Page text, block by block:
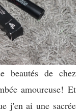
beautés de chez
amoureuse! Et
j'en ai une sacrée